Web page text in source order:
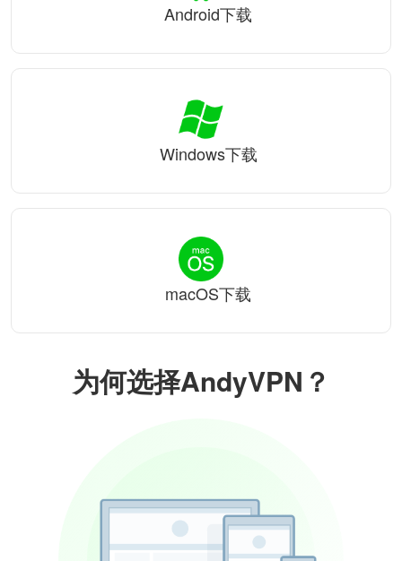
为何选择AndyVPN？
Android下载
Windows下载
macOS下载